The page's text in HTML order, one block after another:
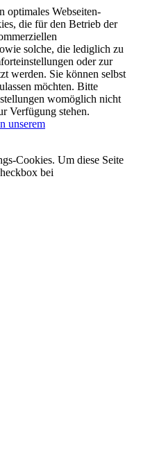
optimales Webseiten-
die für den Betrieb der
solche, die lediglich zu
oder zur
werden. Sie können selbst
möchten. Bitte
womöglich nicht
Verfügung stehen.
unserem
Cookies. Um diese Seite
bei